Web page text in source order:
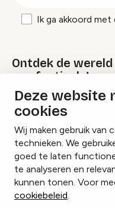
Deze website
cookies
Wij maken gebruik van
technieken. We
goed te laten
te analyseren en
kunnen tonen. Voor
cookiebeleid.
Ik ga akkoord met
Ontdek de
van festivals!
Lees onze
InstagramFacebookLinkedIn